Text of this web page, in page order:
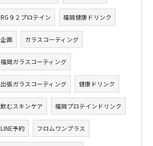
RG９２プロテイン 福岡健康ドリンク
企画 ガラスコーティング
福岡ガラスコーティング
出張ガラスコーティング 健康ドリンク
飲むスキンケア 福岡プロテインドリンク
LINE予約 フロムワンプラス